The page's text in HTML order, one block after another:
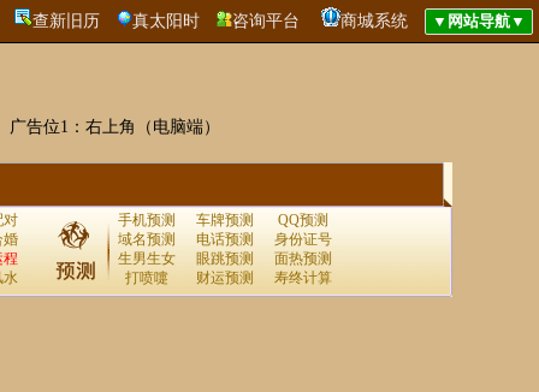
查新旧历 真太阳时 咨询平台 商城系统
广告位1：右上角（电脑端）
对
婚
程
水
手机预测 车牌预测
QQ预测
域名预测
电话预测
身份证号
生男生女
眼跳预测
面热预测
打喷嚏
财运预测 寿终计算